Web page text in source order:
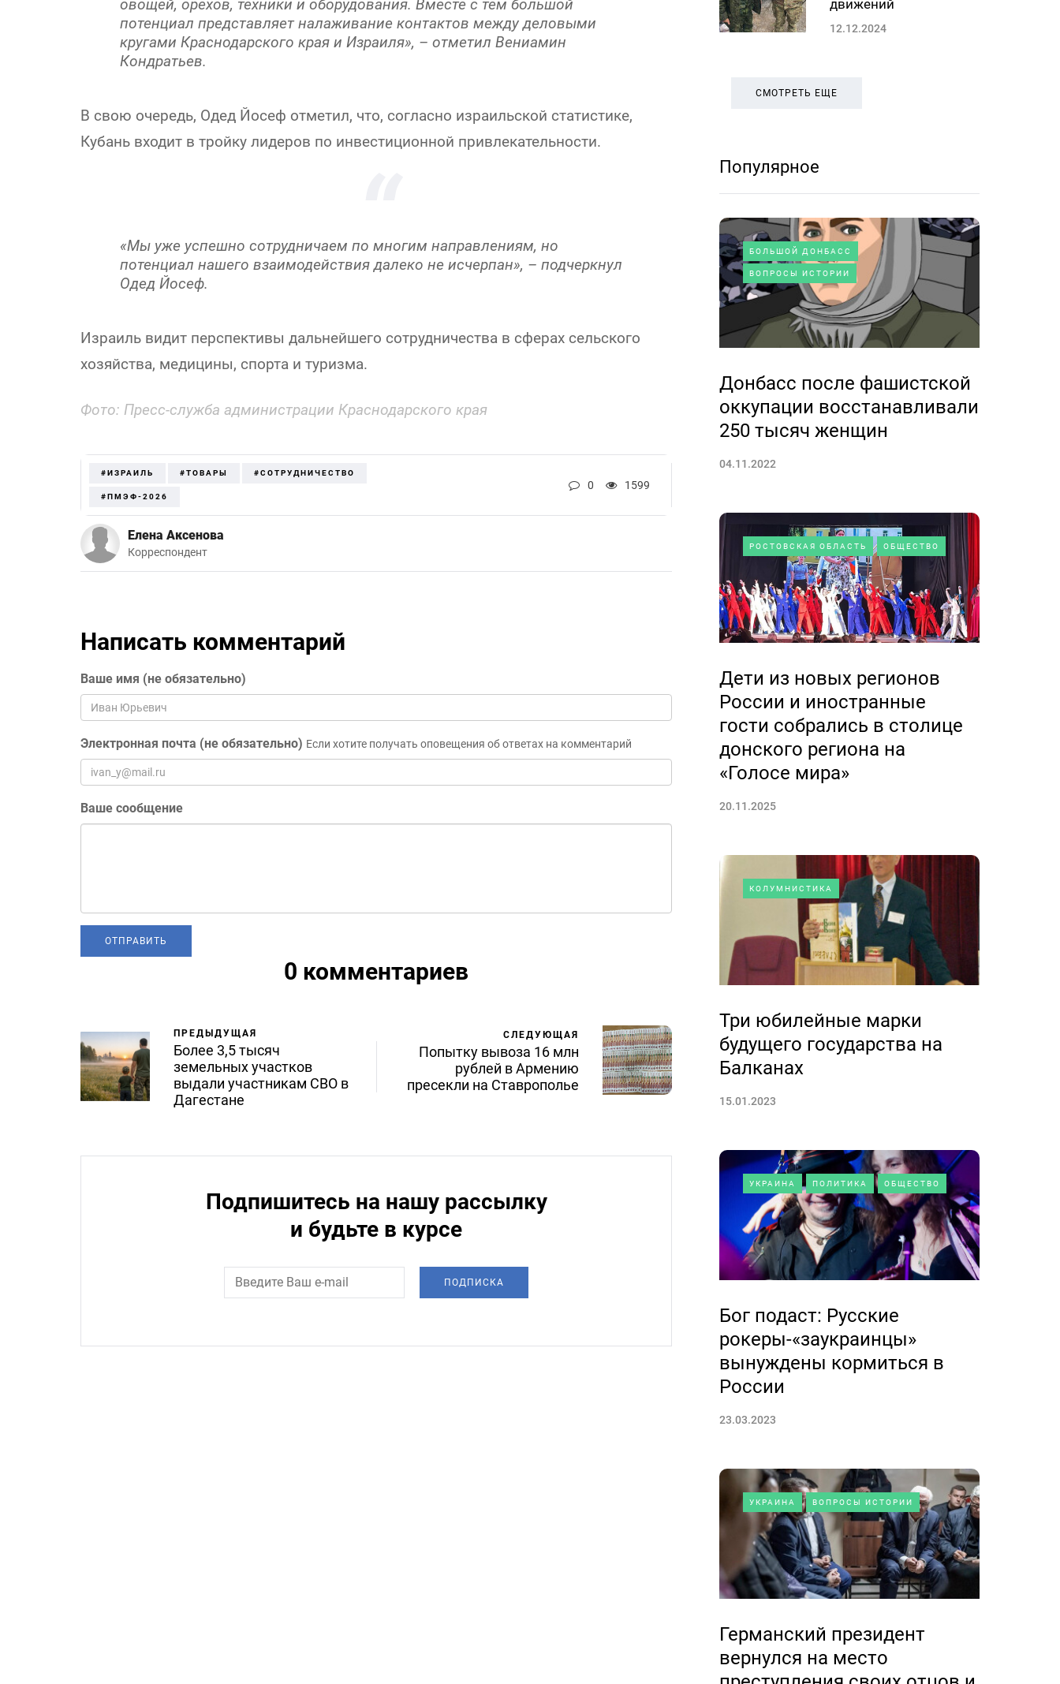
овощей, орехов, техники и оборудования. Вместе с тем большой
потенциал представляет налаживание контактов между деловыми
кругами Краснодарского края и Израиля», – отметил Вениамин
Кондратьев.
В свою очередь, Одед Йосеф отметил, что, согласно израильской статистике,
Кубань входит в тройку лидеров по инвестиционной привлекательности.
«Мы уже успешно сотрудничаем по многим направлениям, но
потенциал нашего взаимодействия далеко не исчерпан», – подчеркнул
Одед Йосеф.
Израиль видит перспективы дальнейшего сотрудничества в сферах сельского
хозяйства, медицины, спорта и туризма.
Фото: Пресс-служба администрации Краснодарского края
#ИЗРАИЛЬ #ТОВАРЫ #СОТРУДНИЧЕСТВО
#ПМЭФ-2026
0 1599
Елена Аксенова
Корреспондент
Написать комментарий
Ваше имя (не обязательно)
Электронная почта (не обязательно) Если хотите получать оповещения об ответах на комментарий
Ваше сообщение
0 комментариев
ПРЕДЫДУЩАЯ
Более 3,5 тысяч
земельных участков
выдали участникам СВО в
Дагестане
СЛЕДУЮЩАЯ
Попытку вывоза 16 млн
рублей в Армению
пресекли на Ставрополье
Подпишитесь на нашу рассылку
и будьте в курсе
ПОДПИСКА
движений
12.12.2024
СМОТРЕТЬ ЕЩЕ
Популярное
БОЛЬШОЙ ДОНБАСС
ВОПРОСЫ ИСТОРИИ
Донбасс после фашистской
оккупации восстанавливали
250 тысяч женщин
04.11.2022
РОСТОВСКАЯ ОБЛАСТЬ ОБЩЕСТВО
Дети из новых регионов
России и иностранные
гости собрались в столице
донского региона на
«Голосе мира»
20.11.2025
КОЛУМНИСТИКА
Три юбилейные марки
будущего государства на
Балканах
15.01.2023
УКРАИНА ПОЛИТИКА ОБЩЕСТВО
Бог подаст: Русские
рокеры-«заукраинцы»
вынуждены кормиться в
России
23.03.2023
УКРАИНА ВОПРОСЫ ИСТОРИИ
Германский президент
вернулся на место